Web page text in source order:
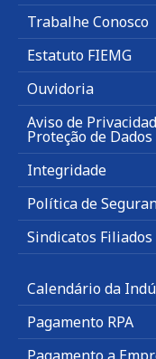
Trabalhe Conosco
Estatuto FIEMG
Ouvidoria
Aviso de
Proteção de Dados
Integridade
Política de
Sindicatos Filiados
Calendário da
Pagamento RPA